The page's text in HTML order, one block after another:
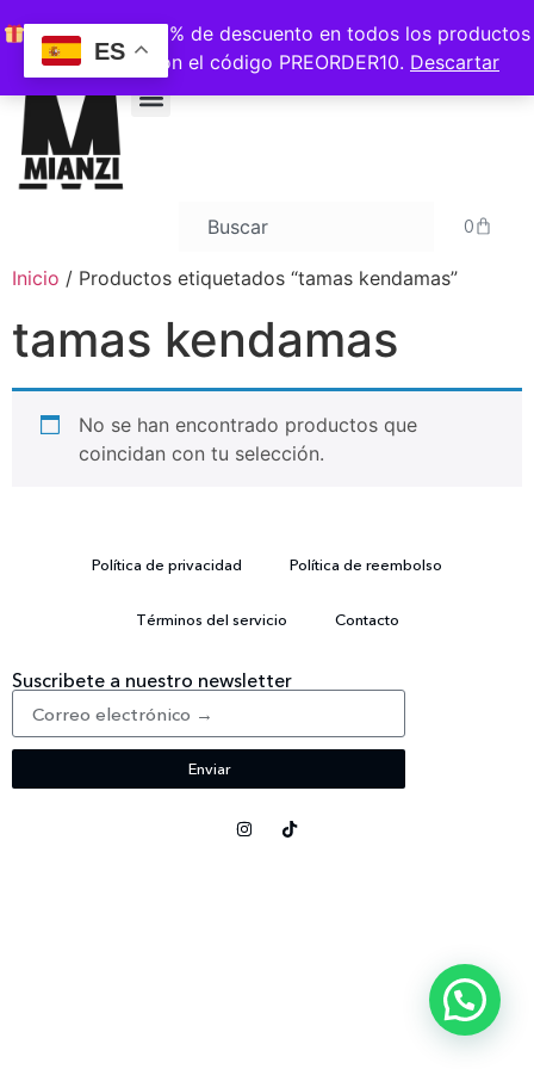
Consigue un 10% de descuento en todos los productos
PRE-ORDER con el código PREORDER10. Descartar
ENVIOS GRATIS A PARTIR DE 120€
0
Inicio / Productos etiquetados “tamas kendamas”
tamas kendamas
No se han encontrado productos que
coincidan con tu selección.
Política de privacidad Política de reembolso
Términos del servicio Contacto
Suscribete a nuestro newsletter
Enviar
ES